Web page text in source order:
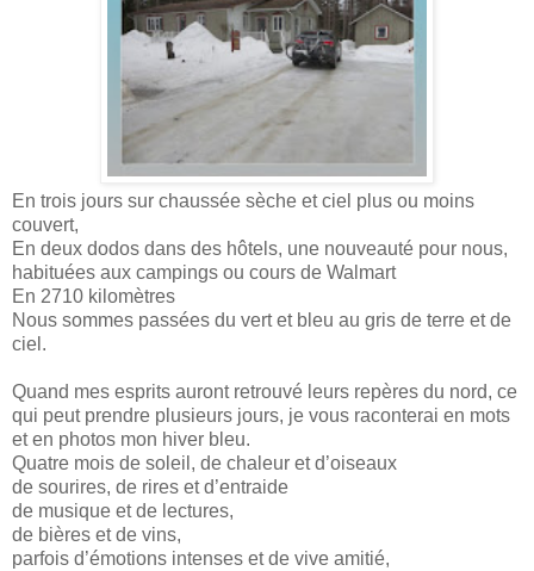
En trois jours sur chaussée sèche et ciel plus ou moins
couvert,
En deux dodos dans des hôtels, une nouveauté pour nous,
habituées aux campings ou cours de Walmart
En 2710 kilomètres
Nous sommes passées du vert et bleu au gris de terre et de
ciel.
Quand mes esprits auront retrouvé leurs repères du nord, ce
qui peut prendre plusieurs jours, je vous raconterai en mots
et en photos mon hiver bleu.
Quatre mois de soleil, de chaleur et d’oiseaux
de sourires, de rires et d’entraide
de musique et de lectures,
de bières et de vins,
parfois d’émotions intenses et de vive amitié,